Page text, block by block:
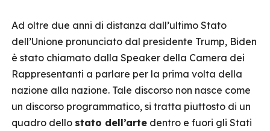
Ad oltre due anni di distanza dall’ultimo Stato
dell’Unione pronunciato dal presidente Trump, Biden
è stato chiamato dalla Speaker della Camera dei
Rappresentanti a parlare per la prima volta della
nazione alla nazione. Tale discorso non nasce come
un discorso programmatico, si tratta piuttosto di un
quadro dello stato dell’arte dentro e fuori gli Stati